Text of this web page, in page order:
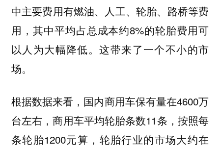
中主要费用有燃油、人工、轮胎、路桥等费
用，其中平均占总成本约8%的轮胎费用可
以人为大幅降低。这带来了一个不小的市
场。
根据数据来看，国内商用车保有量在4600万
台左右，商用车平均轮胎条数11条，按照每
条轮胎1200元算，轮胎行业的市场大约在